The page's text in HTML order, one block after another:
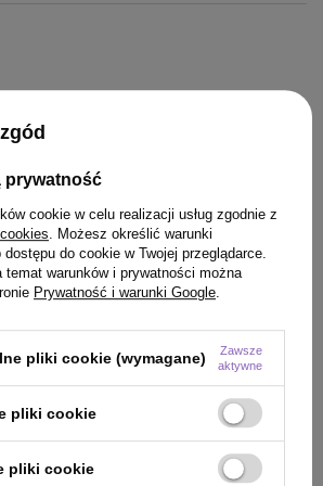
KUPILI TEN
TAKŻE
prywatność
cookie w celu realizacji usług zgodnie z
. Możesz określić warunki
do cookie w Twojej przeglądarce.
temat warunków i prywatności można
Prywatność i warunki Google
pliki cookie (wymagane)
Zawsze
aktywne
pliki cookie
pliki cookie